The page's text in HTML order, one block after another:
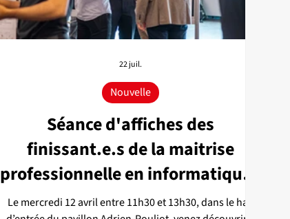
Séance d'affiches des
finissant.e.s de la maitrise
professionnelle en informatique -
IA, Été 2026
Le mercredi 12 avril entre 11h30 et 13h30, dans le hall
Nouvelle
22 juil.